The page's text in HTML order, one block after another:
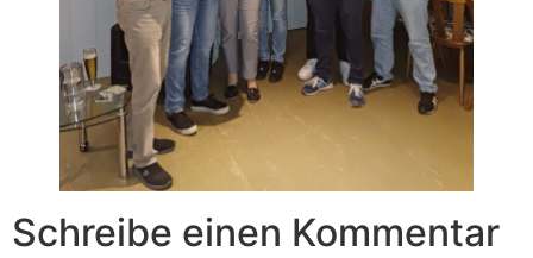
Schreibe einen Kommentar